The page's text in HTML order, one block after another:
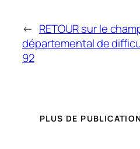
← RETOUR sur le
départemental de
92
PLUS DE